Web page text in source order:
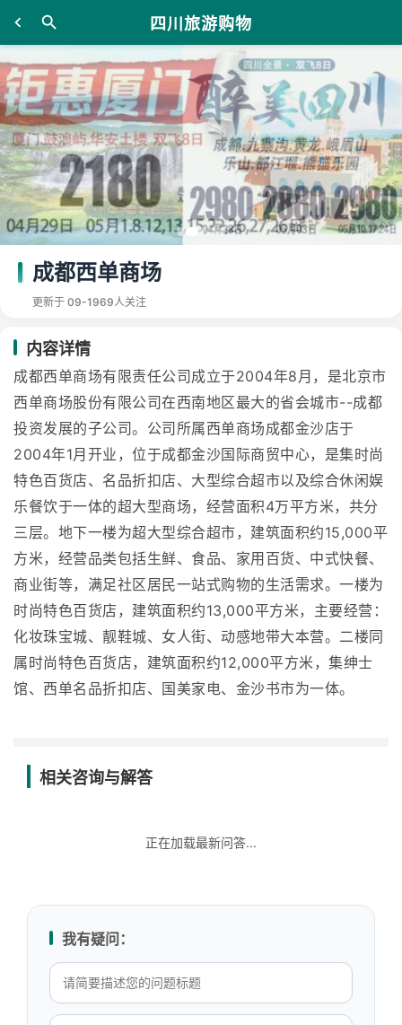
四川旅游购物
成都西单商场
更新于 09-1969人关注
内容详情
成都西单商场有限责任公司成立于2004年8月，是北京市
西单商场股份有限公司在西南地区最大的省会城市--成都
投资发展的子公司。公司所属西单商场成都金沙店于
2004年1月开业，位于成都金沙国际商贸中心，是集时尚
特色百货店、名品折扣店、大型综合超市以及综合休闲娱
乐餐饮于一体的超大型商场，经营面积4万平方米，共分
三层。地下一楼为超大型综合超市，建筑面积约15,000平
方米，经营品类包括生鲜、食品、家用百货、中式快餐、
商业街等，满足社区居民一站式购物的生活需求。一楼为
时尚特色百货店，建筑面积约13,000平方米，主要经营：
化妆珠宝城、靓鞋城、女人街、动感地带大本营。二楼同
属时尚特色百货店，建筑面积约12,000平方米，集绅士
馆、西单名品折扣店、国美家电、金沙书市为一体。
相关咨询与解答
正在加载最新问答...
我有疑问：